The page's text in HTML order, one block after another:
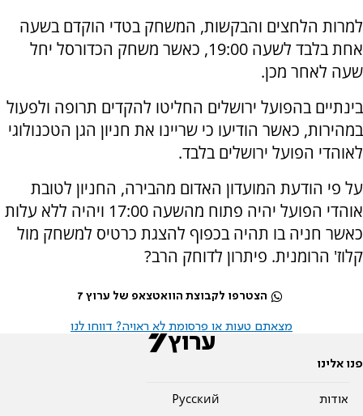
למרות הלחצים והבקשות, המשחק בטדי הוקדם בשעה
אחת בלבד לשעה 19:00, כאשר משחק הכדורסל יחל
שעה לאחר מכן.
בינתיים בהפועל ירושלים החליטו להקדים תרופה ולפעול
במהירות, כאשר הודיעו כי שריינו את חניון הגן הטכנולוגי
לאוהדי הפועל ירושלים בלבד.
על פי הודעת המועדון האדום מהבירה, החניון לטובת
אוהדי הפועל יהיה פתוח מהשעה 17:00 ויהיה ללא עלות
כאשר חניה בו תהיה בכפוף להצגת כרטיס למשחק מול
קלוז' הרומנית. פיתרון לדוחק הרב?
הצטרפו לקבוצת הוואטצאפ של ערוץ 7
מצאתם טעות או פרסומת לא ראויה? דווחו לנו
פנו אלינו
אודות
Pусский